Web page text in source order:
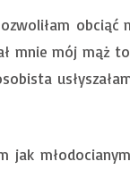
mnie mój mąż
jak